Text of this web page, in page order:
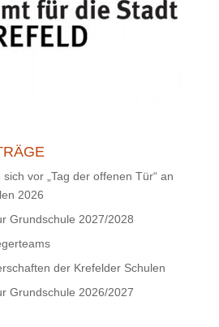
vor „Tag der offenen Tür“ an
2026
Grundschule 2027/2028
der Krefelder Schulen
Grundschule 2026/2027